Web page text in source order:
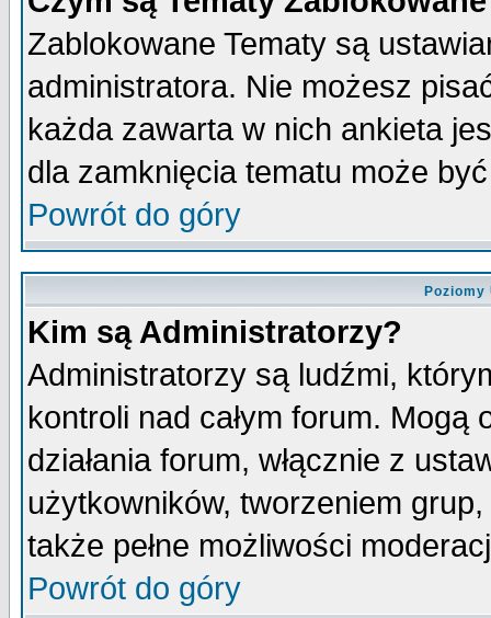
Zablokowane Tematy są
administratora. Nie możesz
każda zawarta w nich ankieta
dla zamknięcia tematu może
Powrót do góry
Kim są Administratorzy?
Administratorzy są ludźmi,
kontroli nad całym forum.
działania forum, włącznie z
użytkowników, tworzeniem
także pełne możliwości
Powrót do góry